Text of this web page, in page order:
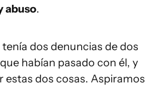
abuso.
dos denuncias de dos
habían pasado con él, y
estas dos cosas. Aspiramos